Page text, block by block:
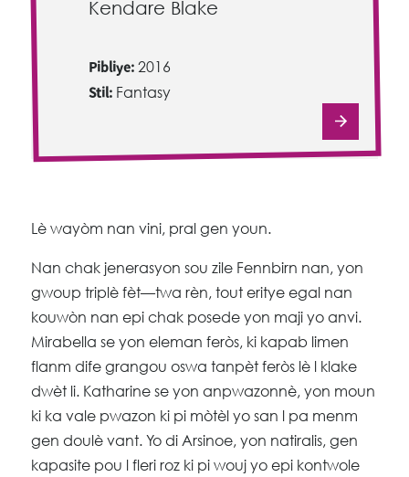
Kendare Blake
Pibliye:2016
Stil:Fantasy
Lè wayòm nan vini, pral gen youn.
Nan chak jenerasyon sou zile Fennbirn nan, yon
gwoup triplè fèt—twa rèn, tout eritye egal nan
kouwòn nan epi chak posede yon maji yo anvi.
Mirabella se yon eleman feròs, ki kapab limen
flanm dife grangou oswa tanpèt feròs lè l klake
dwèt li. Katharine se yon anpwazonnè, yon moun
ki ka vale pwazon ki pi mòtèl yo san l pa menm
gen doulè vant. Yo di Arsinoe, yon natiralis, gen
kapasite pou l fleri roz ki pi wouj yo epi kontwole